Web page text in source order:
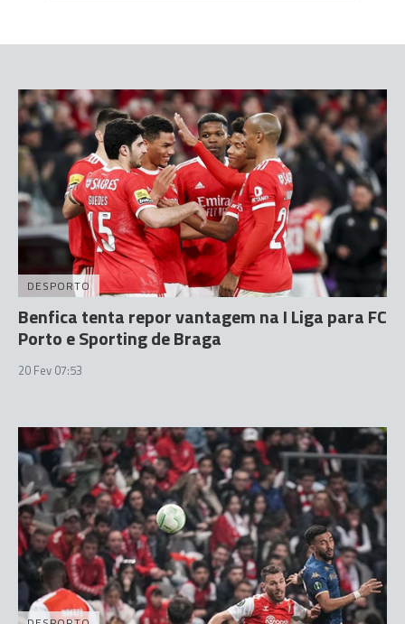
DESPORTO
Benfica tenta repor vantagem na I Liga para FC
Porto e Sporting de Braga
20 Fev 07:53